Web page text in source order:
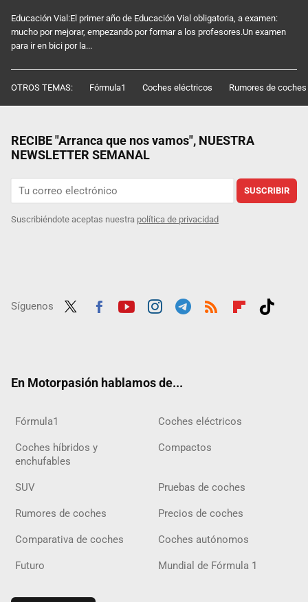
Educación Vial:El primer año de Educación Vial obligatoria, a examen:
mucho por mejorar, empezando por formar a los profesores.Un examen
para ir en bici por la...
OTROS TEMAS: Fórmula1 Coches eléctricos Rumores de coches
RECIBE "Arranca que nos vamos", NUESTRA
NEWSLETTER SEMANAL
SUSCRIBIR
Suscribiéndote aceptas nuestra política de privacidad
Síguenos
En Motorpasión hablamos de...
Fórmula1 Coches eléctricos
Coches híbridos y
enchufables
Compactos
SUV Pruebas de coches
Rumores de coches Precios de coches
Comparativa de coches Coches autónomos
Futuro Mundial de Fórmula 1